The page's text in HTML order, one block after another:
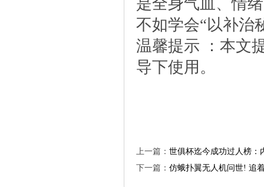
是全身气血、情
不如学会“以补治
温馨提示：本文
导下使用。
上一篇： 世俱杯迄今成功过人榜：
下一篇： 仿蛾扑翼无人机问世!追